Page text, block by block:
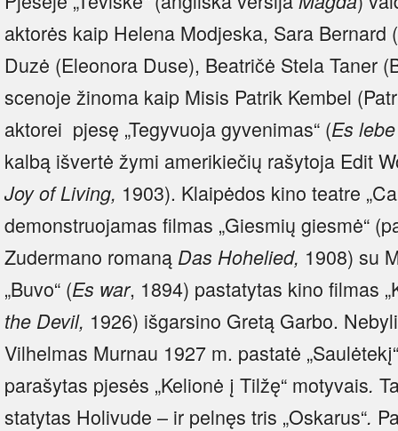
aktorės kaip Helena Modjeska, Sara Bernard
Duzė (Eleonora Duse), Beatričė Stela Taner
scenoje žinoma kaip Misis Patrik Kembel
aktorei pjesę „Tegyvuoja gyvenimas“ (Es
kalbą išvertė žymi amerikiečių rašytoja Edit
Joy of Living, 1903). Klaipėdos kino teatre
demonstruojamas filmas „Giesmių giesmė“
Zudermano romaną Das Hohelied, 1908) su
„Buvo“ (Es war, 1894) pastatytas kino filmas
the Devil, 1926) išgarsino Gretą Garbo.
Vilhelmas Murnau 1927 m. pastatė
parašytas pjesės „Kelionė į Tilžę“ motyvais.
statytas Holivude – ir pelnęs tris „Oskarus“.